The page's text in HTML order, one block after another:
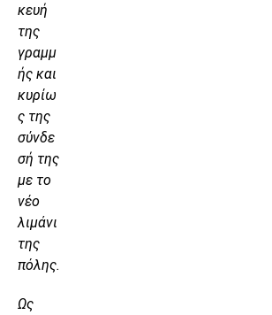
κευή
της
γραμμ
ής και
κυρίω
ς της
σύνδε
σή της
με το
νέο
λιμάνι
της
πόλης.
Ως